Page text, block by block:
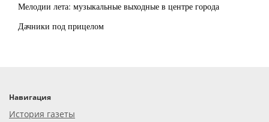
Мелодии лета: музыкальные выходные в центре города
Дачники под прицелом
Навигация
История газеты